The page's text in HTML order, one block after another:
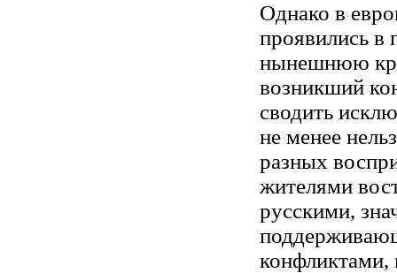
Однако в
проявились в
нынешнюю
возникший
сводить
не менее
разных
жителями
русскими,
конфликтами,